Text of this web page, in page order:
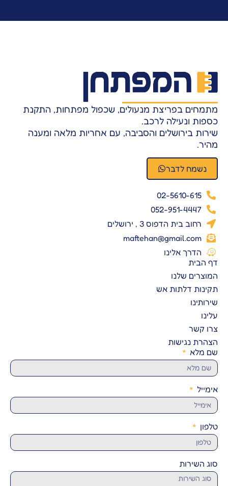
מתמחים בפריצת מנעולים, שכפול מפתחות, התקנת
כספות ונעילה לרכב.
שירות בירושלים והסביבה, עם אחריות מלאה ומענה
מהיר.
נשמח לדבר
02-5610-615
052-951-4447
רחוב בית הדפוס 3 , ירושלים
maftehan@gmail.com
הדרך אלינו
דף הבית
המוצרים שלנו
תקינות דלתות אש
שירותינו
עלינו
צרו קשר
הצהרת נגישות
שם מלא
אימייל
טלפון
סוג השירות